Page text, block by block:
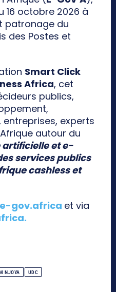
16 octobre 2026 à
patronage du
des Postes et
Smart Click
Africa, cet
publics,
experts
autour du
et e-
services publics
cashless et
gov.africa et via
.
NJOYA UDC